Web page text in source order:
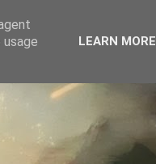
LEARN MORE